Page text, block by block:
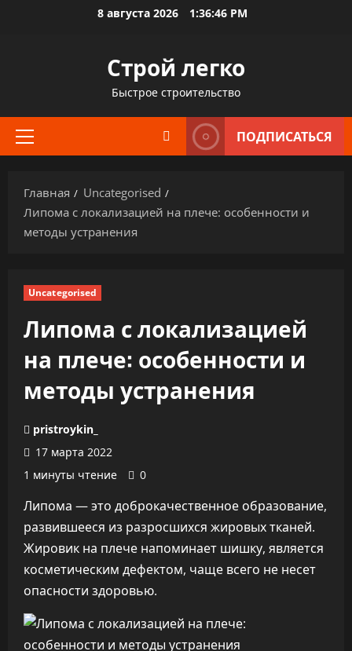
8 августа 2026 1:36:48 PM
Строй легко
Быстрое строительство
Основное
ПОДПИСАТЬСЯ
Главная
Uncategorised
Липома с локализацией на плече: особенности и
методы устранения
Uncategorised
Липома с локализацией
на плече: особенности и
методы устранения
pristroykin_
17 марта 2022
1 минуты чтение
0
Липома — это доброкачественное образование,
развившееся из разросшихся жировых тканей.
Жировик на плече напоминает шишку, является
косметическим дефектом, чаще всего не несет
опасности здоровью.